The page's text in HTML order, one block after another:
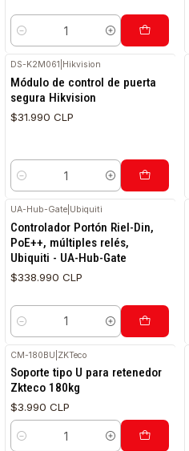
Cantidad
DS-K2M061 Hikvision
Módulo de control de puerta
segura Hikvision
$31.990 CLP
Cantidad
UA-Hub-Gate Ubiquiti
Controlador Portón Riel-Din,
PoE++, múltiples relés,
Ubiquiti - UA-Hub-Gate
$338.990 CLP
Cantidad
CM-180BU ZKTeco
Soporte tipo U para retenedor
Zkteco 180kg
$3.990 CLP
Cantidad